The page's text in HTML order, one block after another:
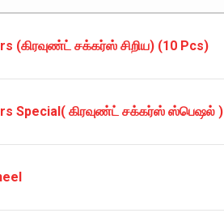
(கிரவுண்ட் சக்கர்ஸ் சிறிய) (10 Pcs)
Special( கிரவுண்ட் சக்கர்ஸ் ஸ்பெஷல் )